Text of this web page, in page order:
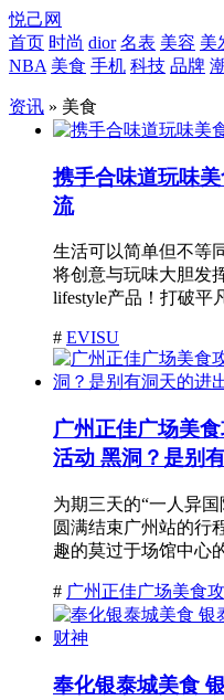
悦己网
首页 时尚 dior 名表 美容 美
NBA 美食 手机 科技 品牌
资讯 » 美食
携手合味道玩味
流
生活可以简单但不等
将创意与玩味大胆发
lifestyle产品！打破平
# EVISU
广州正佳广场美
活动 黑洞？是别
为期三天的“一人异
圆满结束广州站的行
趣的莫过于场馆中心
# 广州正佳广场美食
奉化银泰城美食